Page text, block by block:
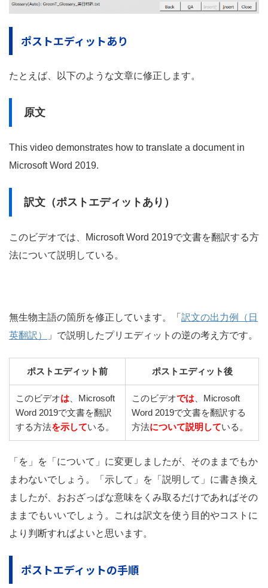
ポストエディットあり
たとえば、以下のような文章に修正します。
原文
This video demonstrates how to translate a document in
Microsoft Word 2019.
訳文（ポストエディットあり）
このビデオでは、Microsoft Word 2019で文書を翻訳する方
法について説明している。
無生物主語の箇所を修正しています。「 訳文の出力例（日
英翻訳）
」で説明したプリエディットの逆の考え方です。
ポストエディット前 ポストエディット後
このビデオは 、Microsoft
Word 2019で文書を翻訳
する方法を示している。
このビデオでは 、Microsoft
Word 2019で文書を翻訳する
方法について説明している。
「を」を「について」に変更しましたが、そのままでもか
まわないでしょう。「示して」を「説明して」に書き換え
ましたが、おおざっぱな意味をくみ取るだけであればその
ままでもいいでしょう。これは訳文を使う目的やコストに
より判断すればよいと思います。
ポストエディットの手順